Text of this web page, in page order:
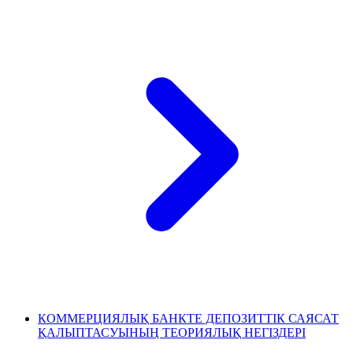
КОММЕРЦИЯЛЫҚ БАНКТЕ ДЕПОЗИТТІК САЯСАТ
ҚАЛЫПТАСУЫНЫҢ ТЕОРИЯЛЫҚ НЕГІЗДЕРІ